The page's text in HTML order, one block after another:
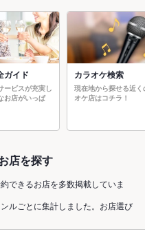
ガイド
ービスが充実し
お店がいっぱ
カラオケ検索
現在地から探せる近く
オケ店はコチラ！
店を探す
できるお店を多数掲載していま
ルごとに集計しました。お店選び